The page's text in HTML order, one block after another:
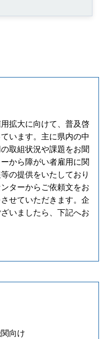
拡大に向けて、普及啓
います。主に県内の中
取組状況や課題をお聞
から障がい者雇用に関
の提供をいたしており
ターからご依頼文をお
せていただきます。企
いましたら、下記へお
向け